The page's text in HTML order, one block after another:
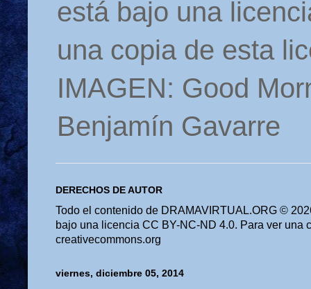
está bajo una
una copia de esta
IMAGEN: Good
Benjamín Gavarre
DERECHOS DE AUTOR
Todo el contenido de DRAMAVIRTUAL.ORG ©
bajo una licencia CC BY-NC-ND 4.0. Para ver una
creativecommons.org
viernes, diciembre 05, 2014